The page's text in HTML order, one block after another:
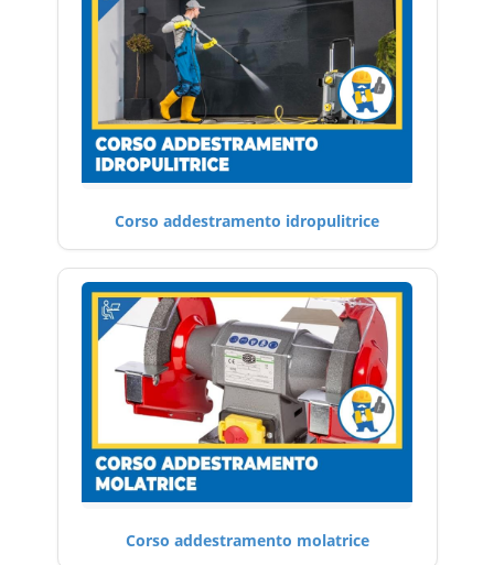
Corso addestramento idropulitrice
Corso addestramento molatrice